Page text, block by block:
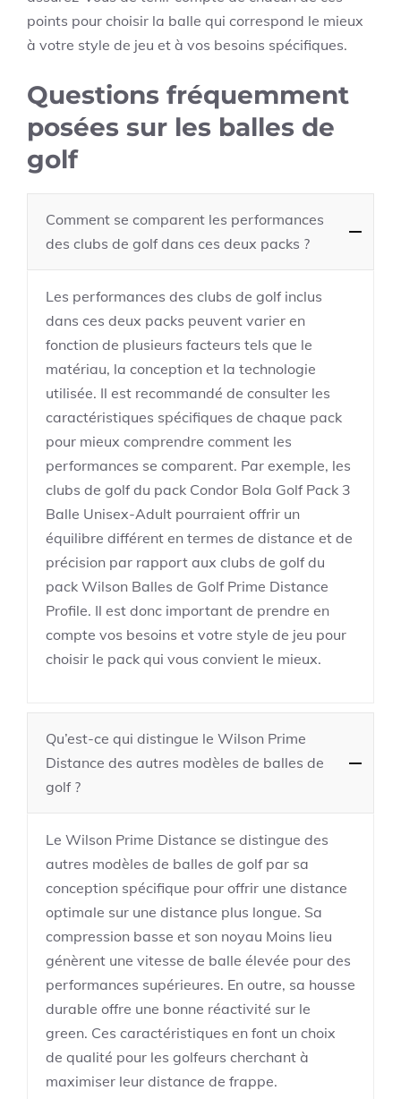
points pour choisir la balle qui correspond le mieux
à votre style de jeu et à vos besoins spécifiques.
Questions fréquemment
posées sur les balles de
golf
Comment se comparent les performances
des clubs de golf dans ces deux packs ?
Les performances des clubs de golf inclus
dans ces deux packs peuvent varier en
fonction de plusieurs facteurs tels que le
matériau, la conception et la technologie
utilisée. Il est recommandé de consulter les
caractéristiques spécifiques de chaque pack
pour mieux comprendre comment les
performances se comparent. Par exemple, les
clubs de golf du pack Condor Bola Golf Pack 3
Balle Unisex-Adult pourraient offrir un
équilibre différent en termes de distance et de
précision par rapport aux clubs de golf du
pack Wilson Balles de Golf Prime Distance
Profile. Il est donc important de prendre en
compte vos besoins et votre style de jeu pour
choisir le pack qui vous convient le mieux.
Qu’est-ce qui distingue le Wilson Prime
Distance des autres modèles de balles de
golf ?
Le Wilson Prime Distance se distingue des
autres modèles de balles de golf par sa
conception spécifique pour offrir une distance
optimale sur une distance plus longue. Sa
compression basse et son noyau Moins lieu
génèrent une vitesse de balle élevée pour des
performances supérieures. En outre, sa housse
durable offre une bonne réactivité sur le
green. Ces caractéristiques en font un choix
de qualité pour les golfeurs cherchant à
maximiser leur distance de frappe.